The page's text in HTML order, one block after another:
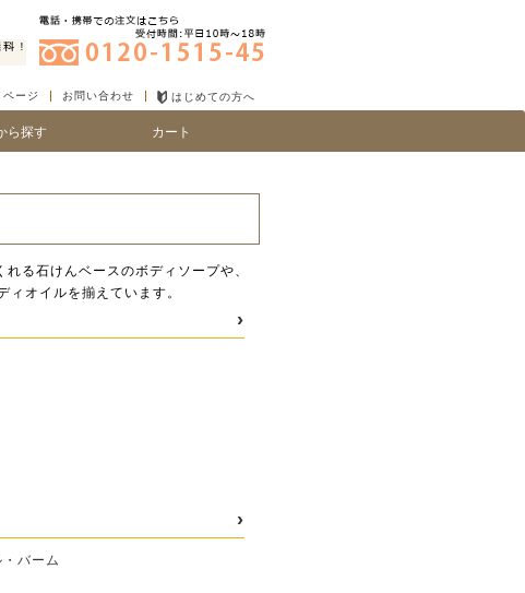
ージ お問い合わせ はじめての方へ
ら探す カート
る石けんベースのボディソープや、
オイルを揃えています。
バーム